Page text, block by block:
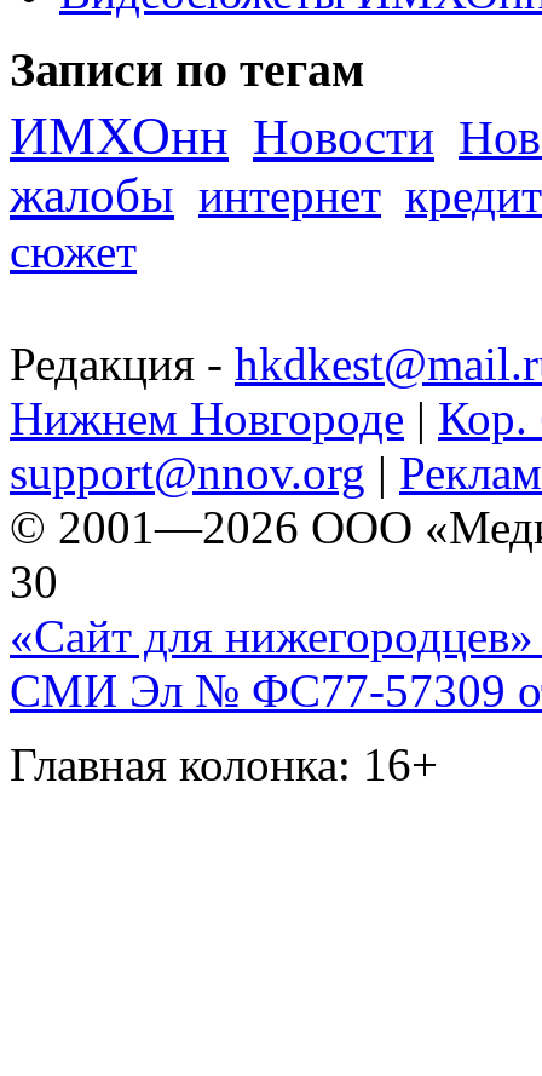
Записи по тегам
ИМХОнн Новости
жалобы интернет кредит
сюжет
Редакция -
Нижнем Новгороде | Кор.
support@nnov.org |
© 2001—2026 ООО
30
«Сайт для нижегородцев»
СМИ Эл № ФС77-57309
Главная колонка: 16+